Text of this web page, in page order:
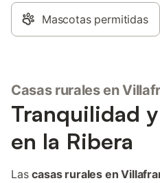
Mascotas permitidas
Casas rurales en
Tranquilidad
en la Ribera
Lascasas rurales en